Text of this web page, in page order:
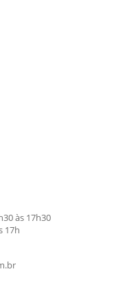
às 17h30
17h